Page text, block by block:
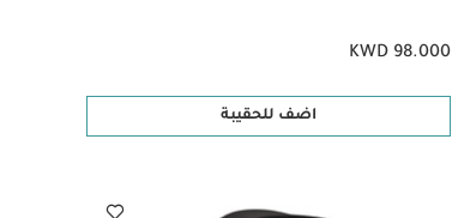
KWD 98.000
اضف للحقيبة